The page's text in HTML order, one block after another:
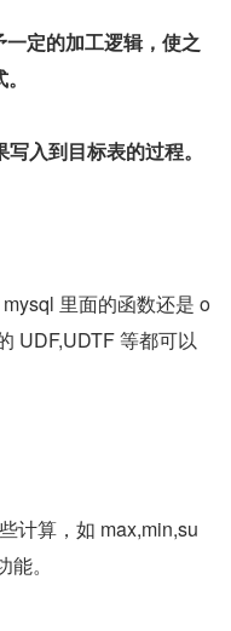
定的加工逻辑，使之
入到目标表的过程。
里面的函数还是 o
UDF,UDTF 等都可以
计算，如 max,min,su
。